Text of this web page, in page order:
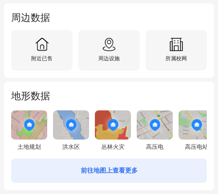
周边数据
附近已售 周边设施 所属校网
地形数据
土地规划 洪水区 丛林火灾 高压电 高压电站
前往地图上查看更多